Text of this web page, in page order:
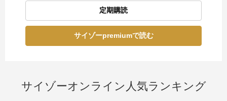
定期購読
サイゾーpremiumで読む
サイゾーオンライン人気ランキング